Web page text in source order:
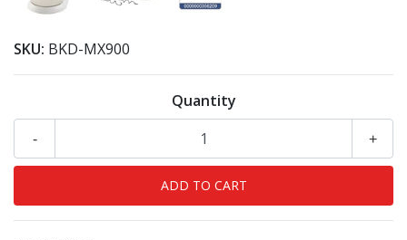
SKU: BKD-MX900
Quantity
+
-